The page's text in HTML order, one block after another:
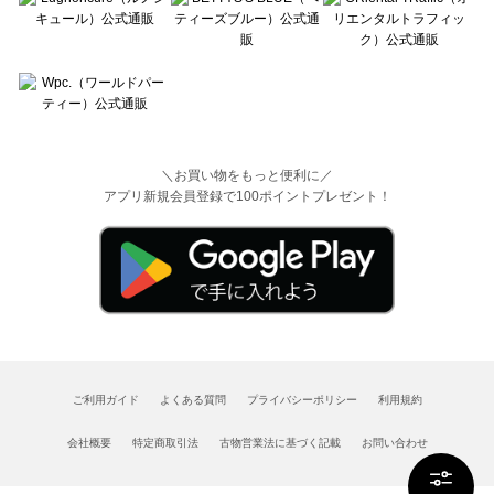
＼お買い物をもっと便利に／
アプリ新規会員登録で100ポイントプレゼント！
ご利用ガイド よくある質問 プライバシーポリシー 利用規約
会社概要 特定商取引法 古物営業法に基づく記載 お問い合わせ